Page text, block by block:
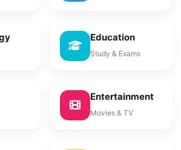
Education
Study & Exams
Entertainment
Movies & TV